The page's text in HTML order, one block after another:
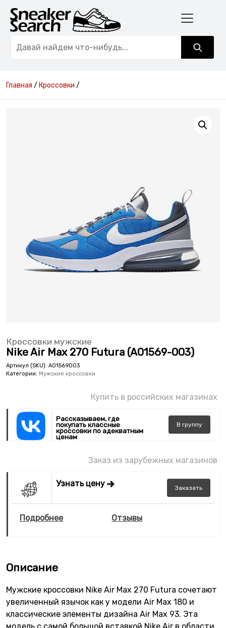
Главная / Кроссовки /
Кроссовки мужские
Nike Air Max 270 Futura (AO1569-003)
Артикул (SKU): AO1569003
Категории: Мужские кроссовки
Купить в российских магазинах
Рассказываем, где
покупать классные
кроссовки по адекватным
ценам
В группу
Заказ из зарубежных магазинов
Узнать цену Заказать
Подробнее Отзывы
Описание
Мужские кроссовки Nike Air Max 270 Futura сочетают
увеличенный язычок как у модели Air Max 180 и
классические элементы дизайна Air Max 93. Эта